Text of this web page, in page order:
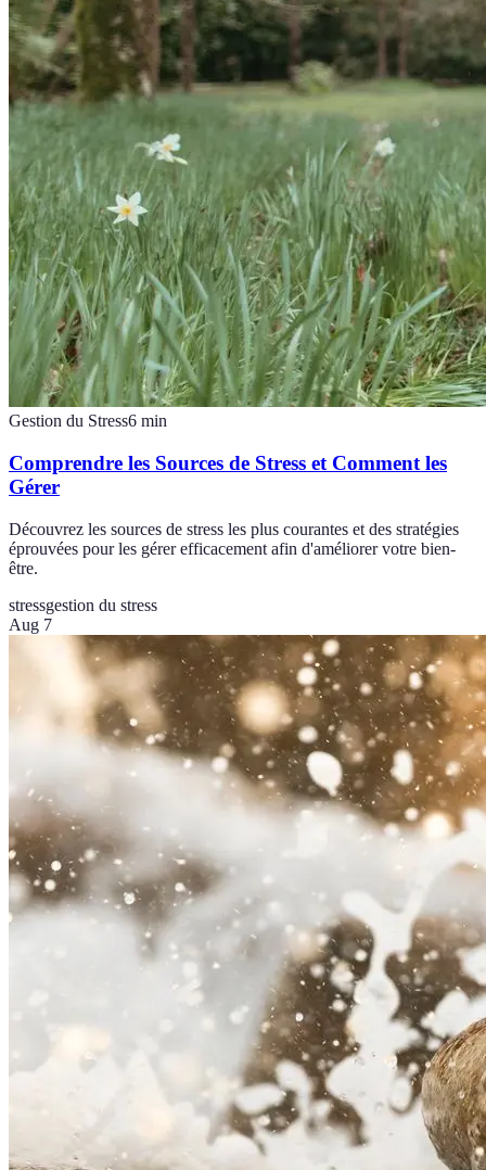
Gestion du Stress6 min
Comprendre les Sources de Stress et Comment les
Gérer
Découvrez les sources de stress les plus courantes et des stratégies
éprouvées pour les gérer efficacement afin d'améliorer votre bien-
être.
stressgestion du stress
Aug 7